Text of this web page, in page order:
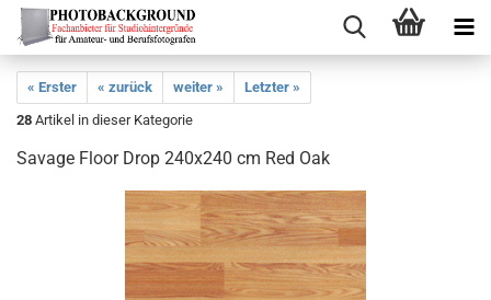
« Erster « zurück weiter »
Letzter »
28 Artikel in dieser Kategorie
Savage Floor Drop 240x240 cm Red Oak